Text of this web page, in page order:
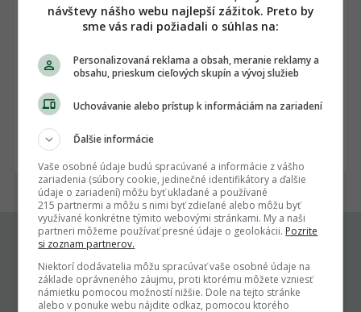
Súhlasím s pravidlami stránkya sozásadami
Súhlasím so zasielaním newslettra
Registruj ma
Komu môžeš napísať
návštevy nášho webu najlepší zážitok. Preto by
sme vás radi požiadali o súhlas na:
Personalizovaná reklama a obsah, meranie reklamy a
obsahu, prieskum cieľových skupín a vývoj služieb
Uchovávanie alebo prístup k informáciám na zariadení
Ďalšie informácie
Vaše osobné údaje budú spracúvané a informácie z vášho
zariadenia (súbory cookie, jedinečné identifikátory a ďalšie
údaje o zariadení) môžu byť ukladané a používané
215 partnermi a môžu s nimi byť zdieľané alebo môžu byť
využívané konkrétne týmito webovými stránkami. My a naši
partneri môžeme používať presné údaje o geolokácii. Pozrite
si zoznam partnerov.
Niektorí dodávatelia môžu spracúvať vaše osobné údaje na
základe oprávneného záujmu, proti ktorému môžete vzniesť
námietku pomocou možností nižšie. Dole na tejto stránke
alebo v ponuke webu nájdite odkaz, pomocou ktorého